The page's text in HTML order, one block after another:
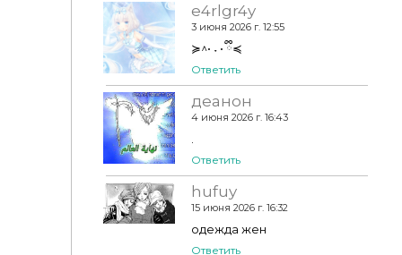
e4rlgr4y
3 июня 2026 г. 12:55
≽^• ˕ • ྀི≼
Ответить
деанон
4 июня 2026 г. 16:43
Ответить
hufuy
15 июня 2026 г. 16:32
одежда жен
Ответить